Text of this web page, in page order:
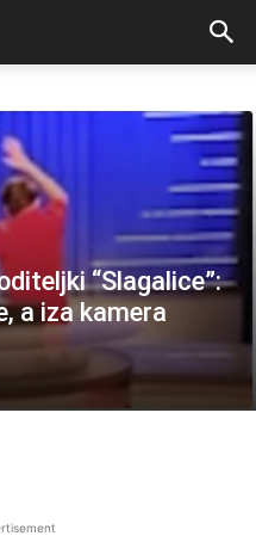
“Slagalice”:
a iza kamera